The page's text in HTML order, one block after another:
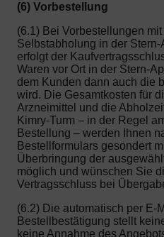
(6) Vorbestellung
(6.1) Bei Vorbestellungen
Selbstabholung in der
erfolgt der
Waren vor Ort in der Stern-
dem Kunden dann auch die
wird. Die Gesamtkosten für
Arzneimittel und die
Kimry-Turm – in der Regel
Bestellung – werden Ihnen
Bestellformulars gesondert
Überbringung der
möglich und wünschen Sie
Vertragsschluss bei
(6.2) Die automatisch per E-
Bestellbestätigung stellt
keine Annahme des